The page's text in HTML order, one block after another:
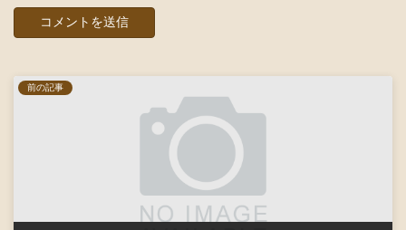
前の記事